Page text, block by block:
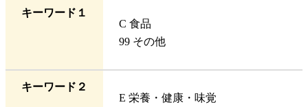
キーワード１
C 食品
99 その他
キーワード２
E 栄養・健康・味覚